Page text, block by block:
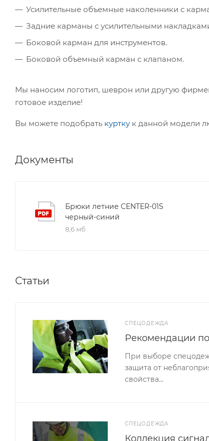
Усилительные объемные наколенники с
Задние карманы с усилительными
Боковой карман для инструментов.
Боковой объемный карман с клапаном.
Мы наносим логотип, шеврон или другую
готовое изделие!
Вы можете подобрать куртку к данной модели
Документы
Брюки летние CENTER-01S
черный-синий
8,6 мб
Статьи
СПЕЦОДЕЖДА
Рекомендации
При выборе
защита от
свойства…
СПЕЦОДЕЖДА
Коллекция